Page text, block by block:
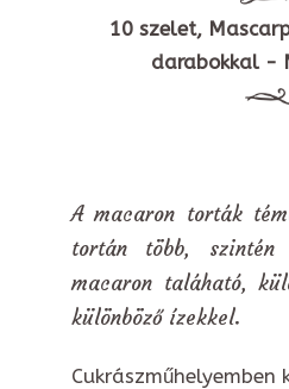
10 szelet,
darabokkal -
A macaron torták
tortán több, szintén
macaron taláható,
különböző ízekkel.
Cukrászműhelyemben